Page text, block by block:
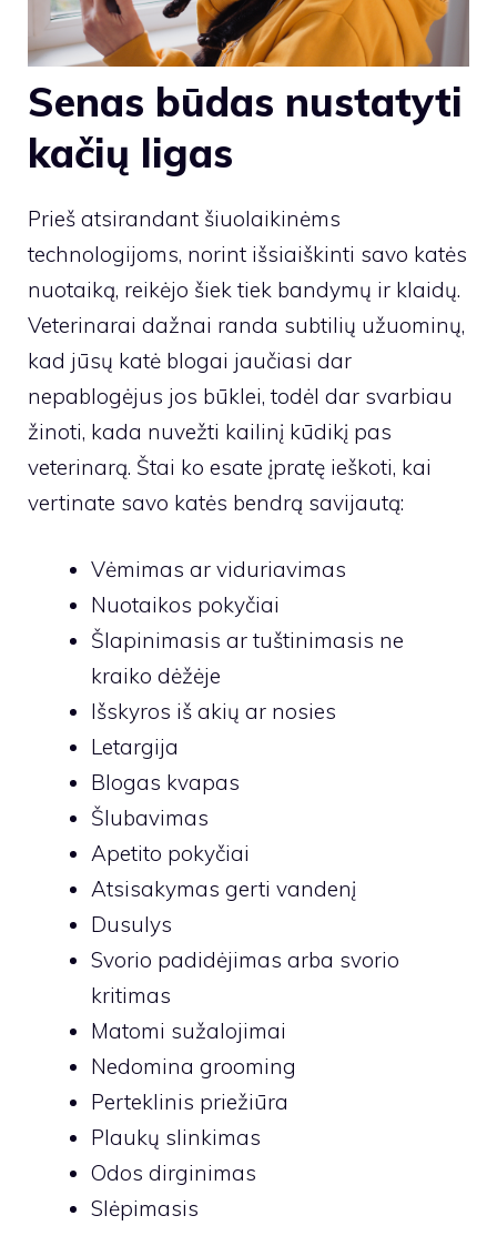
Senas būdas nustatyti
kačių ligas
Prieš atsirandant šiuolaikinėms
technologijoms, norint išsiaiškinti savo katės
nuotaiką, reikėjo šiek tiek bandymų ir klaidų.
Veterinarai dažnai randa subtilių užuominų,
kad jūsų katė blogai jaučiasi dar
nepablogėjus jos būklei, todėl dar svarbiau
žinoti, kada nuvežti kailinį kūdikį pas
veterinarą. Štai ko esate įpratę ieškoti, kai
vertinate savo katės bendrą savijautą:
Vėmimas ar viduriavimas
Nuotaikos pokyčiai
Šlapinimasis ar tuštinimasis ne
kraiko dėžėje
Išskyros iš akių ar nosies
Letargija
Blogas kvapas
Šlubavimas
Apetito pokyčiai
Atsisakymas gerti vandenį
Dusulys
Svorio padidėjimas arba svorio
kritimas
Matomi sužalojimai
Nedomina grooming
Perteklinis priežiūra
Plaukų slinkimas
Odos dirginimas
Slėpimasis